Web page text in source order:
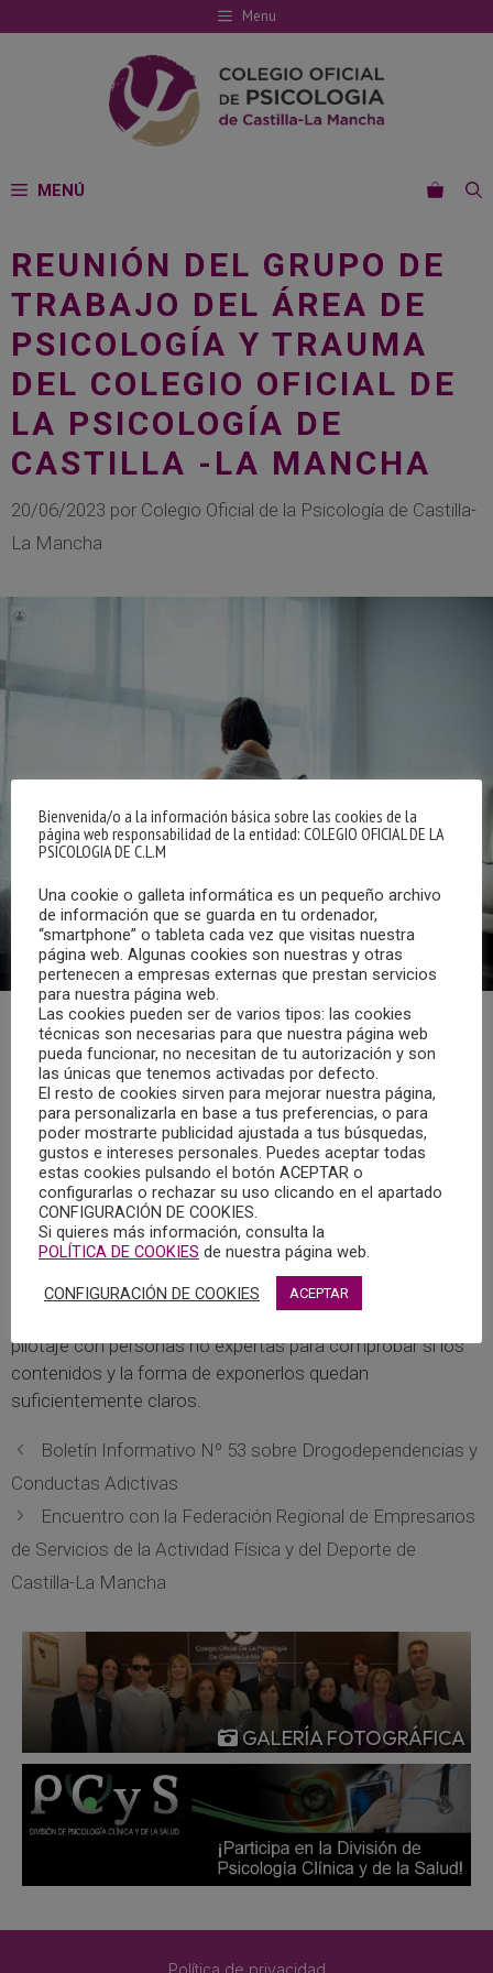
al
Menu
MENÚ
REUNIÓN DEL GRUPO DE
TRABAJO DEL ÁREA DE
PSICOLOGÍA Y TRAUMA
DEL COLEGIO OFICIAL DE
LA PSICOLOGÍA DE
CASTILLA -LA MANCHA
20/06/2023 por Colegio Oficial de la Psicología de Castilla-
La Mancha
El pasado 13 de junio tuvo lugar una reunión en formato
online del Grupo de Trabajo del Área de Psicología y
Trauma del Colegio Oficial de la Psicología de Castilla -La
Mancha.
El encuentro estuvo centrado en la revisión y corrección
de la guía sobre manejo del trauma en la que han estado
trabajando en los últimos meses, y que ya está próxima a
su finalización. Además de pulir algunos detalles del
contenido, se está revisando también el lenguaje inclusivo.
Antes de su publicación y difusión definitiva, se realizará un
pilotaje con personas no expertas para comprobar si los
contenidos y la forma de exponerlos quedan
suficientemente claros.
Boletín Informativo Nº 53 sobre Drogodependencias y
Conductas Adictivas
Encuentro con la Federación Regional de Empresarios
de Servicios de la Actividad Física y del Deporte de
Castilla-La Mancha
GALERÍA FOTOGRÁFICA
Política de privacidad
Bienvenida/o a la información básica sobre las cookies de la
página web responsabilidad de la entidad: COLEGIO OFICIAL DE LA
PSICOLOGIA DE C.L.M
Una cookie o galleta informática es un pequeño archivo
de información que se guarda en tu ordenador,
“smartphone” o tableta cada vez que visitas nuestra
página web. Algunas cookies son nuestras y otras
pertenecen a empresas externas que prestan servicios
para nuestra página web.
Las cookies pueden ser de varios tipos: las cookies
técnicas son necesarias para que nuestra página web
pueda funcionar, no necesitan de tu autorización y son
las únicas que tenemos activadas por defecto.
El resto de cookies sirven para mejorar nuestra página,
para personalizarla en base a tus preferencias, o para
poder mostrarte publicidad ajustada a tus búsquedas,
gustos e intereses personales. Puedes aceptar todas
estas cookies pulsando el botón ACEPTAR o
configurarlas o rechazar su uso clicando en el apartado
CONFIGURACIÓN DE COOKIES.
Si quieres más información, consulta la
POLÍTICA DE COOKIES de nuestra página web.
CONFIGURACIÓN DE COOKIES ACEPTAR